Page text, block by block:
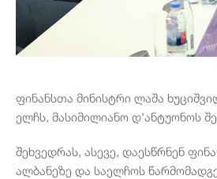
ფინანსთა მინისტრი ლაშა
ელჩს, მასიმილიანო დ'ანტუონოს
შეხვედრას, ასევე, დაესწრნენ
ალბანეზე და საელჩოს